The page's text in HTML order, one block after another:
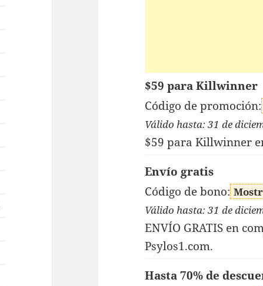
$59 para Killwinner
Código de promoción:
Válido hasta: 31 de
$59 para Killwinner
Envío gratis
Código de bono:
Válido hasta: 31 de
ENVÍO GRATIS en
Psylos1.com.
Hasta 70% de